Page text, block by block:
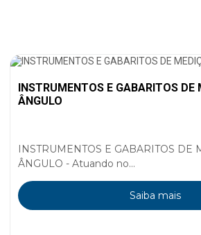
INSTRUMENTOS E GABARITOS DE
ÂNGULO
INSTRUMENTOS E GABARITOS DE
ÂNGULO - Atuando no...
Saiba mais